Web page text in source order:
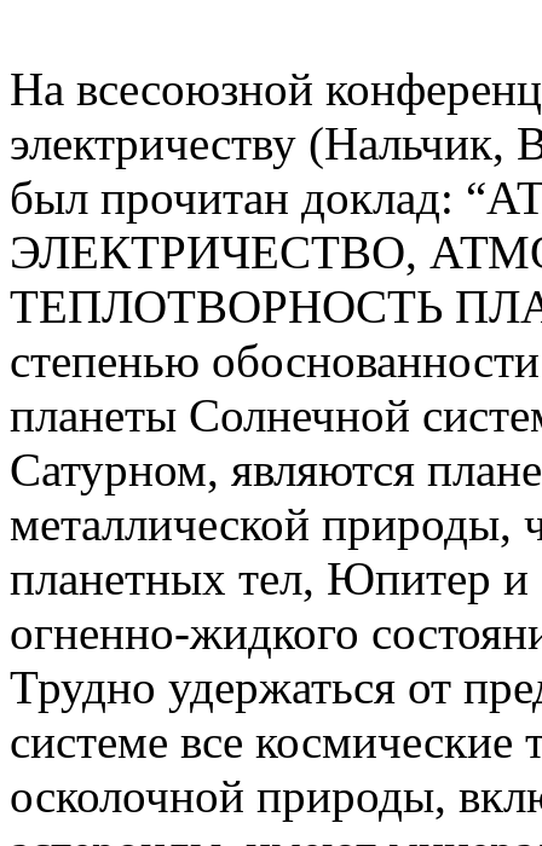
На всесоюзной
электричеству
был прочитан доклад:
ЭЛЕКТРИЧЕСТВО,
ТЕПЛОТВОРНОСТЬ
степенью
планеты Солнечной
Сатурном, являются
металлической природы,
планетных тел, Юпитер
огненно-жидкого
Трудно удержаться от
системе все космические
осколочной природы,